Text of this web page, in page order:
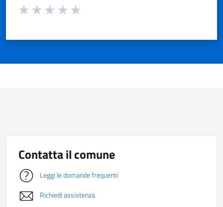
Valuta da 1 a 5 stelle la pagina
Contatta il comune
Leggi le domande frequenti
Richiedi assistenza